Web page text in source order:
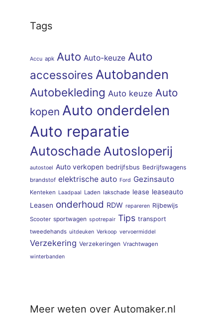
Tags
Accu apk Auto Auto-keuze Auto
accessoires Autobanden
Autobekleding Auto keuze Auto
kopen Auto onderdelen
Auto reparatie
Autoschade Autosloperij
autostoel Auto verkopen bedrijfsbus Bedrijfswagens
brandstof elektrische auto Ford Gezinsauto
Kenteken Laadpaal Laden lakschade lease leaseauto
Leasen onderhoud RDW repareren Rijbewijs
Scooter sportwagen spotrepair Tips transport
tweedehands uitdeuken Verkoop vervoermiddel
Verzekering Verzekeringen Vrachtwagen
winterbanden
Meer weten over Automaker.nl